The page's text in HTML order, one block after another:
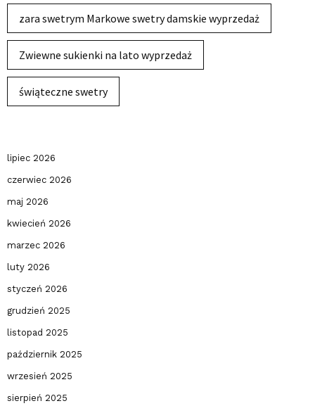
zara swetrym Markowe swetry damskie wyprzedaż
Zwiewne sukienki na lato wyprzedaż
świąteczne swetry
lipiec 2026
czerwiec 2026
maj 2026
kwiecień 2026
marzec 2026
luty 2026
styczeń 2026
grudzień 2025
listopad 2025
październik 2025
wrzesień 2025
sierpień 2025